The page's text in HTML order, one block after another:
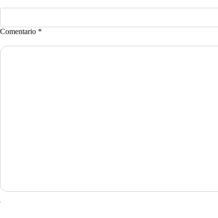
Comentario *